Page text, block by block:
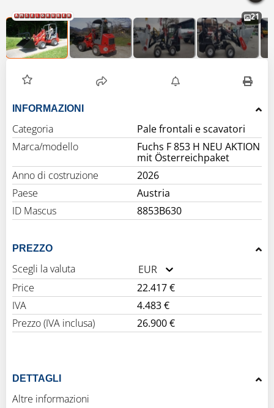
21
INFORMAZIONI
Categoria
Pale frontali e scavatori
Marca/modello
Fuchs F 853 H NEU AKTION
mit Österreichpaket
Anno di costruzione
2026
Paese
Austria
ID Mascus
8853B630
PREZZO
Scegli la valuta
EUR
Price
22.417 €
IVA
4.483 €
Prezzo (IVA inclusa)
26.900 €
DETTAGLI
Altre informazioni